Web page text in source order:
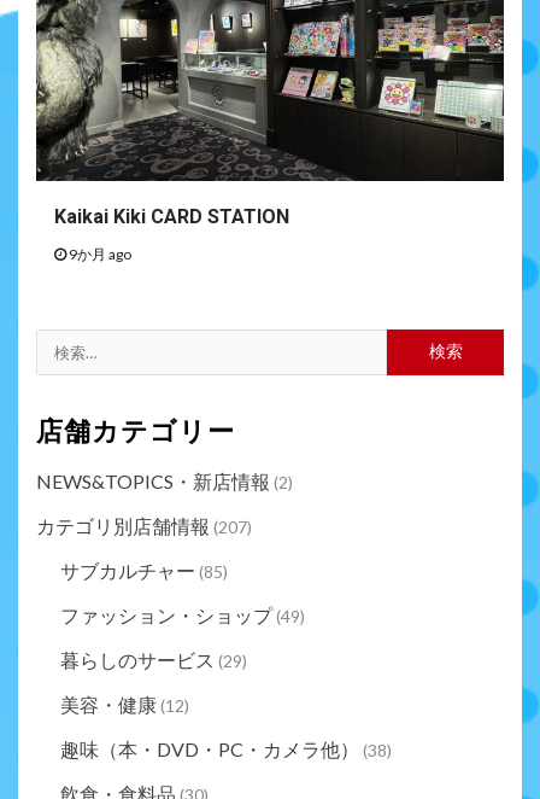
Kaikai Kiki CARD STATION
9か月 ago
店舗カテゴリー
NEWS&TOPICS・新店情報 (2)
カテゴリ別店舗情報 (207)
サブカルチャー (85)
ファッション・ショップ(49)
暮らしのサービス (29)
美容・健康(12)
趣味（本・DVD・PC・カメラ他） (38)
飲食・食料品 (30)